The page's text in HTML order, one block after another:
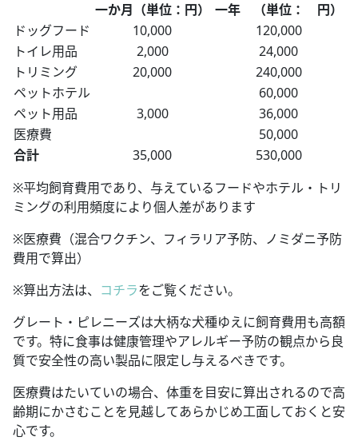
一か月（単位：円）
一年 （単位： 円）
ドッグフード
10,000
120,000
トイレ用品
2,000
24,000
トリミング
20,000
240,000
ペットホテル
60,000
ペット用品
3,000
36,000
医療費
50,000
合計
35,000
530,000
※平均飼育費用であり、与えているフードやホテル・トリ
ミングの利用頻度により個人差があります
※医療費（混合ワクチン、フィラリア予防、ノミダニ予防
費用で算出）
※算出方法は、 コチラをご覧ください。
グレート・ピレニーズは大柄な犬種ゆえに飼育費用も高額
です。特に食事は健康管理やアレルギー予防の観点から良
質で安全性の高い製品に限定し与えるべきです。
医療費はたいていの場合、体重を目安に算出されるので高
齢期にかさむことを見越してあらかじめ工面しておくと安
心です。